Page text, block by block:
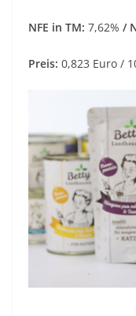
NFE in TM: 7,62% /
Preis: 0,823 Euro /